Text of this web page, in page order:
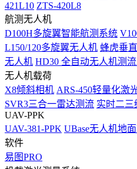
421L10 ZTS-420L8
航测无人机
D100H多旋翼智能航测系统
L150/120多旋翼无人机 蜂虎垂
无人机 HD30 全自动无人机测
无人机载荷
X8倾斜相机 ARS-450轻量化激
SVR3三合一雷达测流 实时二三
UAV-PPK
UAV-381-PPK UBase无人机地
软件
易图PRO